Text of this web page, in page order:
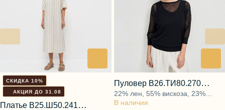
СКИДКА 10%
АКЦИЯ ДО 31.08
Платье В25.Ш50.241
В наличии
Пуловер B26.ТИ80.270
чёрная гуашь
22% лен, 55% вискоза, 23%
полиэфир